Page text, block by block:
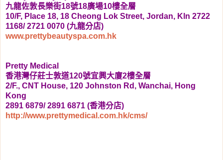
九龍佐敦長樂街18號18廣場10樓全層
10/F, Place 18, 18 Cheong Lok Street, Jordan, Kln 2722
1168/ 2721 0070 (九龍分店)
www.prettybeautyspa.com.hk
Pretty Medical
香港灣仔莊士敦道120號宜興大廈2樓全層
2/F., CNT House, 120 Johnston Rd, Wanchai, Hong
Kong
2891 6879/ 2891 6871 (香港分店)
http://www.prettymedical.com.hk/cms/